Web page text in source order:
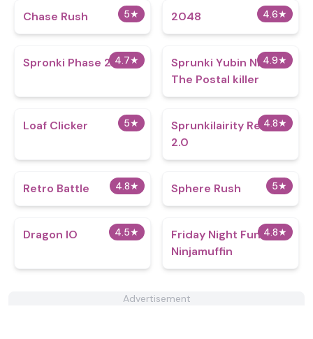
5★
Chase Rush 4.6★
2048
4.7★
Spronki Phase 2 4.9★
Sprunki Yubin Niiku:
The Postal killer
5★
Loaf Clicker 4.8★
Sprunkilairity Remake
2.0
4.8★
Retro Battle 5★
Sphere Rush
4.5★
Dragon IO 4.8★
Friday Night Funkin
Ninjamuffin
Advertisement